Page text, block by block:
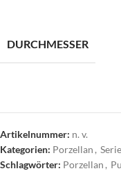
DURCHMESSER
Artikelnummer: n. v.
Kategorien: Porzellan ,
Schlagwörter: Porzellan ,